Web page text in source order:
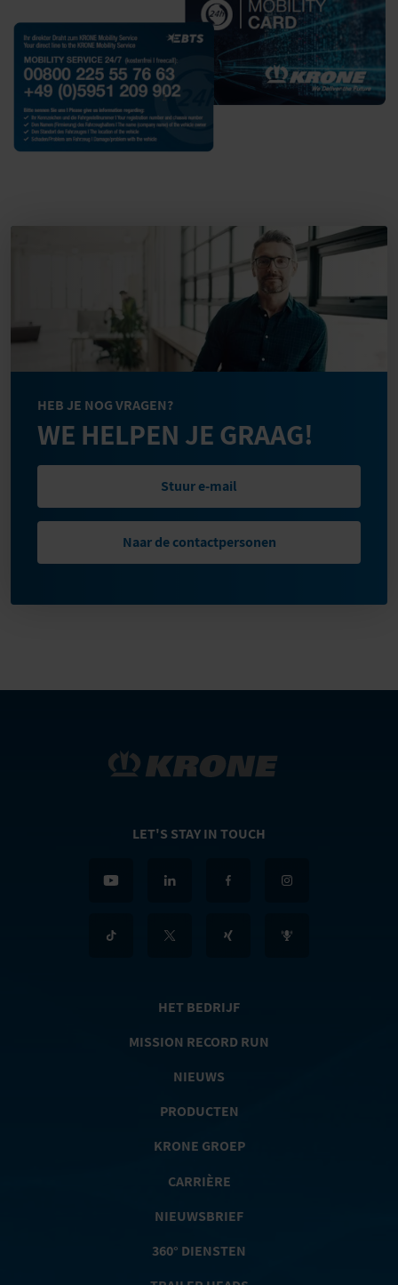
HEB JE NOG VRAGEN?
WE HELPEN JE GRAAG!
Stuur e-mail
Naar de contactpersonen
LET'S STAY IN TOUCH
HET BEDRIJF
MISSION RECORD RUN
NIEUWS
PRODUCTEN
KRONE GROEP
CARRIÈRE
NIEUWSBRIEF
360° DIENSTEN